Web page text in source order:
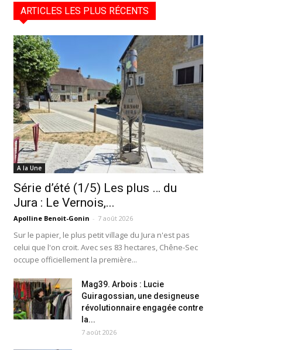
ARTICLES LES PLUS RÉCENTS
A la Une
Série d’été (1/5) Les plus … du
Jura : Le Vernois,...
Apolline Benoit-Gonin - 7 août 2026
Sur le papier, le plus petit village du Jura n'est pas
celui que l'on croit. Avec ses 83 hectares, Chêne-Sec
occupe officiellement la première...
Mag39. Arbois : Lucie
Guiragossian, une designeuse
révolutionnaire engagée contre
la...
7 août 2026